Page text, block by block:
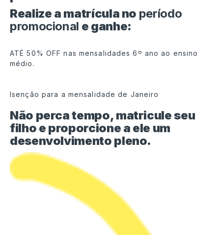
Realize a matrícula no período
promocional e ganhe:
ATÉ 50% OFF nas mensalidades 6º ano ao ensino
médio.
Isenção para a mensalidade de Janeiro
Não perca tempo, matricule seu
filho e proporcione a ele um
desenvolvimento pleno.